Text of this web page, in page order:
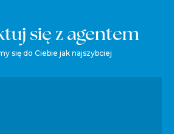
się z agentem
się do Ciebie jak najszybciej